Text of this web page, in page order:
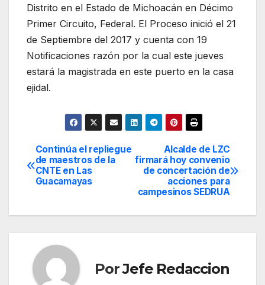
Distrito en el Estado de Michoacán en Décimo
Primer Circuito, Federal. El Proceso inició el 21
de Septiembre del 2017 y cuenta con 19
Notificaciones razón por la cual este jueves
estará la magistrada en este puerto en la casa
ejidal.
Navegación
de
Alcalde de LZC
firmará hoy convenio
de concertación de
acciones para
campesinos SEDRUA
Continúa el repliegue
de maestros de la
CNTE en Las
Guacamayas
PorJefe Redaccion